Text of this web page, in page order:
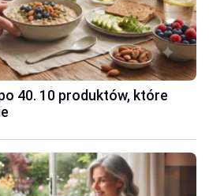
40. 10 produktów, które